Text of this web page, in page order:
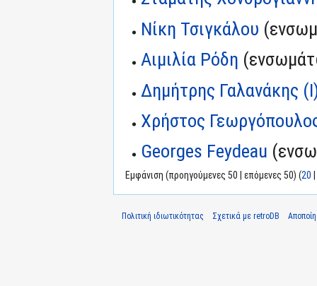
Νίκη Τσιγκάλου
Αιμιλία Ρόδη
Δημήτρης Γαλανάκης
Χρήστος
Georges Feydeau
Εμφάνιση (προηγούμενες 50 | επόμενες 50) (20
Πολιτική ιδιωτικότητας Σχετικά με retroDB